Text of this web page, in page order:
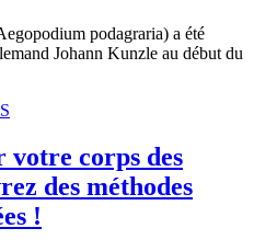
podagraria) a été
Johann Kunzle au début du
votre corps des
des méthodes
!